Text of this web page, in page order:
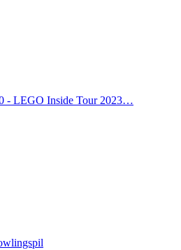
- LEGO Inside Tour 2023…